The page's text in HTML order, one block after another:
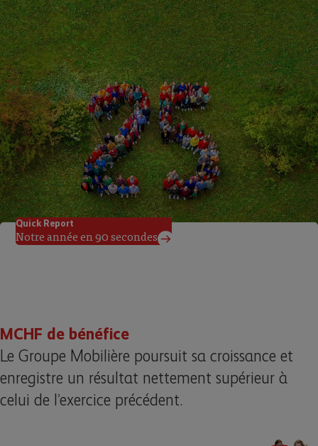
Rapport de durabilité 2025
FR
Résumé de l’exercice 2025
FR DE IT
Commander
Communiqué aux médias: Résultat annuel 2025
FR DE IT EN
Présentation de la conférence de presse 2026
FR
Quick Report
Notre année en 90 secondes
MCHF de bénéfice
Le Groupe Mobilière poursuit sa croissance et
enregistre un résultat nettement supérieur à
celui de lʼexercice précédent.